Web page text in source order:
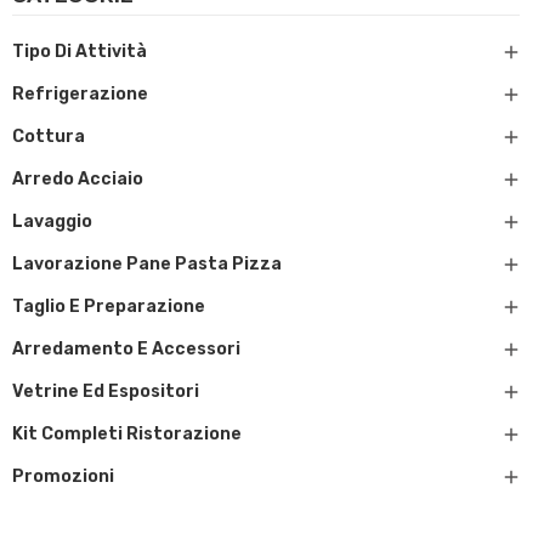
Tipo Di Attività 
Refrigerazione 
Cottura 
Arredo Acciaio 
Lavaggio 
Lavorazione Pane Pasta Pizza 
Taglio E Preparazione 
Arredamento E Accessori 
Vetrine Ed Espositori 
Kit Completi Ristorazione 
Promozioni 